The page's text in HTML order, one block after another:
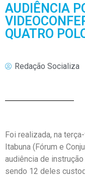
AUDIÊNCIA
QUATRO
Redação Socializa
Foi realizada, na
Itabuna (Fórum e
audiência de
sendo 12 deles